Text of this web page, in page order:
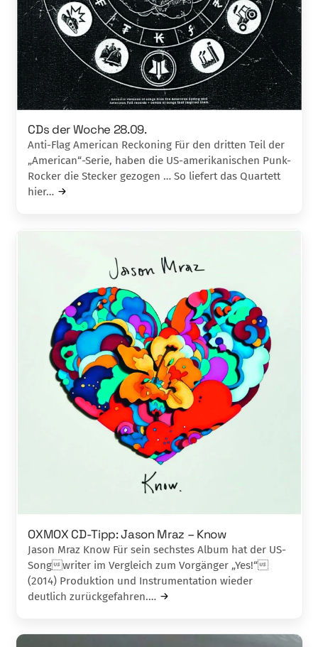
CDs der Woche 28.09.
Anti-Flag American Reckoning Für den dritten Teil der
„American“-Serie, haben die US-amerikanischen Punk-
Rocker die Stecker gezogen … So liefert das Quartett
hier…
OXMOX CD-Tipp: Jason Mraz – Know
Jason Mraz Know Für sein sechstes Album hat der US-
Songwriter im Vergleich zum Vorgänger „Yes!“
(2014) Produktion und Instrumentation wieder
deutlich zurückgefahren.…